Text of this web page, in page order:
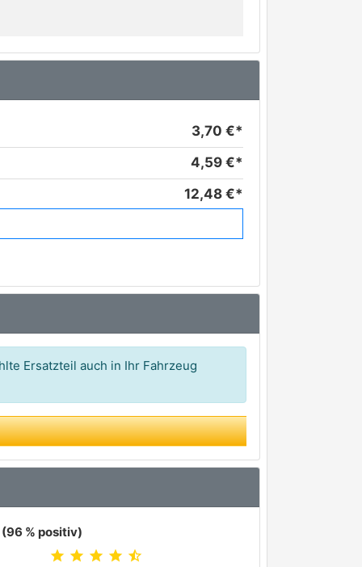
3,70 €*
4,59 €*
12,48 €*
Ersatzteil auch in Ihr Fahrzeug
(96 % positiv)
star star star star star_half